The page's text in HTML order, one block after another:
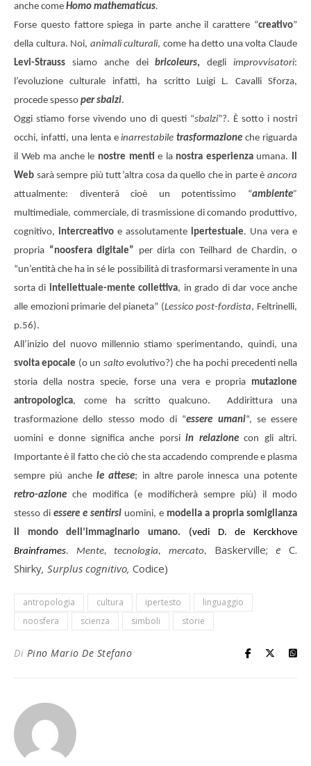
anche come Homo mathematicus.
Forse questo fattore spiega in parte anche il carattere “creativo”
della cultura. Noi, animali culturali, come ha detto una volta Claude
Levi-Strauss siamo anche deibricoleurs, degliimprovvisatori:
l’evoluzione culturale infatti, ha scritto Luigi L. Cavalli Sforza,
procede spesso per sbalzi.
Oggi stiamo forse vivendo uno di questi “sbalzi”?. È sotto i nostri
occhi, infatti, una lenta einarrestabile trasformazione che riguarda
il Web ma anche le nostre menti e la nostra esperienzaumana. Il
Web sarà sempre più tutt’altra cosa da quello che in parte è ancora
attualmente: diventerà cioè un potentissimo “ambiente”
multimediale, commerciale, di trasmissione di comando produttivo,
cognitivo, intercreativo e assolutamente ipertestuale. Una vera e
propria “noosfera digitale” per dirla con Teilhard de Chardin, o
“un’entità che ha in sé le possibilità di trasformarsi veramente in una
sorta di intellettuale-mente collettiva, in grado di dar voce anche
alle emozioni primarie del pianeta” (Lessico post-fordista, Feltrinelli,
p.56).
All’inizio del nuovo millennio stiamo sperimentando, quindi, una
svolta epocale (o un saltoevolutivo?) che ha pochi precedenti nella
storia della nostra specie, forse una vera e propria mutazione
antropologica, come ha scritto qualcuno. Addirittura una
trasformazione dello stesso modo di “essere umani“, se essere
uomini e donne significa anche porsi in relazionecon gli altri.
Importante è il fatto che ciò che sta accadendo comprende e plasma
sempre più anche le attese; in altre parole innesca una potente
retro-azione che modifica (e modificherà sempre più) il modo
stesso di essere e sentirsi uomini, e modella a propria somiglianza
il mondo dell’immaginario umano. (vedi D. deKerckhove
Brainframes. Mente, tecnologia, mercato, Baskerville; eC.
Shirky, Surplus cognitivo, Codice)
antropologia cultura ipertesto
linguaggio
noosfera
scienza simboli storie
Di Pino Mario De Stefano